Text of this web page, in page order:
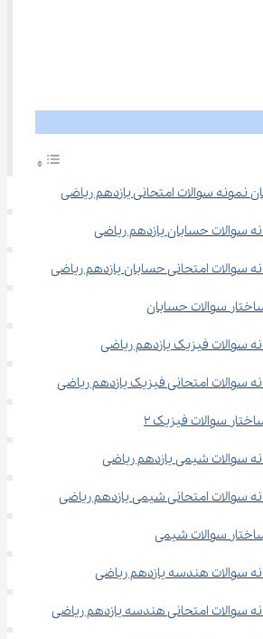
نمونه سوالات امتحانی یازدهم ریاضی
سوالات حسابان یازدهم ریاضی
سوالات امتحانی حسابان یازدهم ریاضی
سوالات حسابان
سوالات فیزیک یازدهم ریاضی
سوالات امتحانی فیزیک یازدهم ریاضی
سوالات فیزیک ۲
سوالات شیمی یازدهم ریاضی
سوالات امتحانی شیمی یازدهم ریاضی
سوالات شیمی
سوالات هندسه یازدهم ریاضی
سوالات امتحانی هندسه یازدهم ریاضی